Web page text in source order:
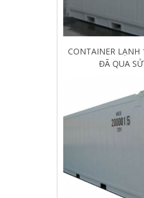
Thùng container
chất lượng | Cái